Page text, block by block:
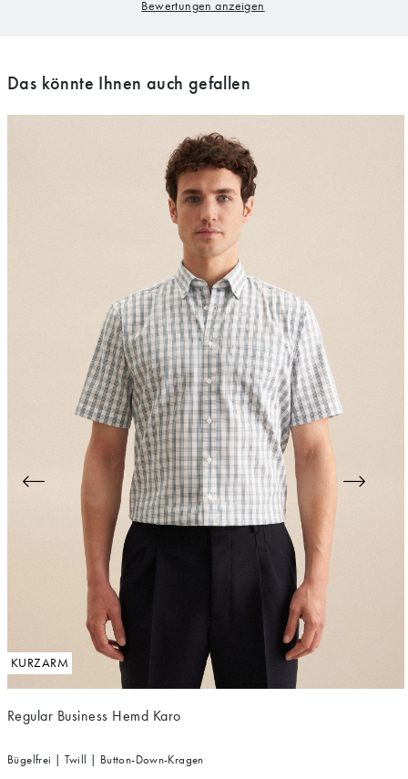
Das könnte Ihnen auch gefallen
KURZARM
Regular Business Hemd Karo
Bügelfrei | Twill | Button-Down-Kragen